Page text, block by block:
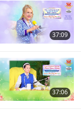
37:09
37:06